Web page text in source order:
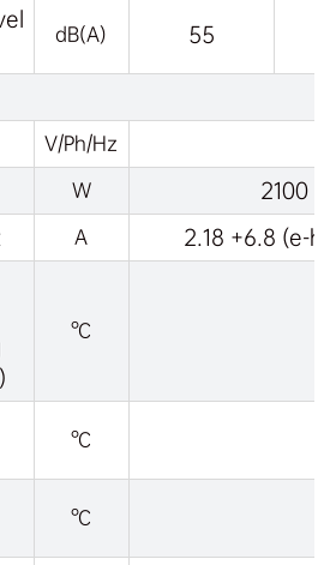
dB(A) 55
V/Ph/Hz
W
2100
A
2.18 +6.8 (e-
°C
°C
°C